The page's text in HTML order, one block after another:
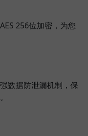
256位加密，为您
数据防泄漏机制，保